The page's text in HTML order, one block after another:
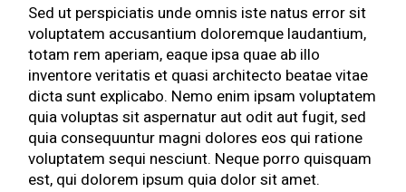
Sed ut perspiciatis unde omnis iste natus error sit
voluptatem accusantium doloremque laudantium,
totam rem aperiam, eaque ipsa quae ab illo
inventore veritatis et quasi architecto beatae vitae
dicta sunt explicabo. Nemo enim ipsam voluptatem
quia voluptas sit aspernatur aut odit aut fugit, sed
quia consequuntur magni dolores eos qui ratione
voluptatem sequi nesciunt. Neque porro quisquam
est, qui dolorem ipsum quia dolor sit amet.